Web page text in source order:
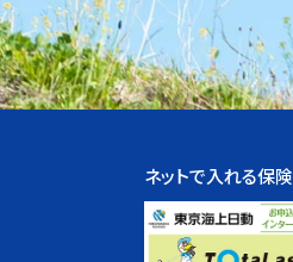
ネットで入れる保険